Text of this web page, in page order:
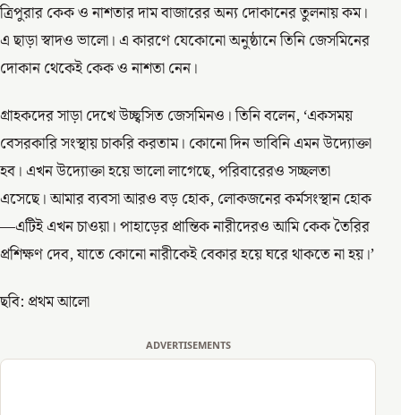
ত্রিপুরার কেক ও নাশতার দাম বাজারের অন্য দোকানের তুলনায় কম।
এ ছাড়া স্বাদও ভালো। এ কারণে যেকোনো অনুষ্ঠানে তিনি জেসমিনের
দোকান থেকেই কেক ও নাশতা নেন।
গ্রাহকদের সাড়া দেখে উচ্ছ্বসিত জেসমিনও। তিনি বলেন, ‘একসময়
বেসরকারি সংস্থায় চাকরি করতাম। কোনো দিন ভাবিনি এমন উদ্যোক্তা
হব। এখন উদ্যোক্তা হয়ে ভালো লাগেছে, পরিবারেরও সচ্ছলতা
এসেছে। আমার ব্যবসা আরও বড় হোক, লোকজনের কর্মসংস্থান হোক
—এটিই এখন চাওয়া। পাহাড়ের প্রান্তিক নারীদেরও আমি কেক তৈরির
প্রশিক্ষণ দেব, যাতে কোনো নারীকেই বেকার হয়ে ঘরে থাকতে না হয়।’
ছবি: প্রথম আলো
ADVERTISEMENTS